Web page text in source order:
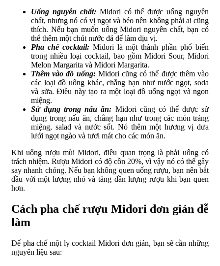
Uống nguyên chất:Midori có thể được uống nguyên
chất, nhưng nó có vị ngọt và béo nên không phải ai cũng
thích. Nếu bạn muốn uống Midori nguyên chất, bạn có
thể thêm một chút nước đá để làm dịu vị.
Pha chế cocktail:Midori là một thành phần phổ biến
trong nhiều loại cocktail, bao gồm Midori Sour, Midori
Melon Margarita và Midori Margarita.
Thêm vào đồ uống:Midori cũng có thể được thêm vào
các loại đồ uống khác, chẳng hạn như nước ngọt, soda
và sữa. Điều này tạo ra một loại đồ uống ngọt và ngon
miệng.
Sử dụng trong nấu ăn: Midori cũng có thể được sử
dụng trong nấu ăn, chẳng hạn như trong các món tráng
miệng, salad và nước sốt. Nó thêm một hương vị dưa
lưới ngọt ngào và tươi mát cho các món ăn.
Khi uống rượu mùi Midori, điều quan trọng là phải uống có
trách nhiệm. Rượu Midori có độ cồn 20%, vì vậy nó có thể gây
say nhanh chóng. Nếu bạn không quen uống rượu, bạn nên bắt
đầu với một lượng nhỏ và tăng dần lượng rượu khi bạn quen
hơn.
Cách pha chế rượu Midori đơn giản dễ
làm
Để pha chế một ly cocktail Midori đơn giản, bạn sẽ cần những
nguyên liệu sau: